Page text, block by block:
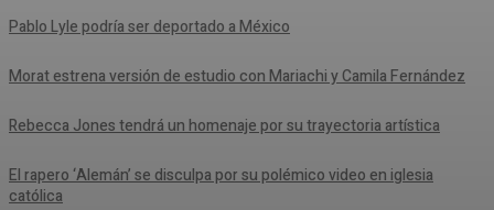
Pablo Lyle podría ser deportado a México
Morat estrena versión de estudio con Mariachi y Camila Fernández
Rebecca Jones tendrá un homenaje por su trayectoria artística
El rapero ‘Alemán’ se disculpa por su polémico video en iglesia
católica